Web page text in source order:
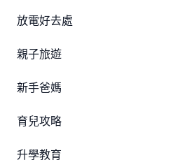
放電好去處
親子旅遊
新手爸媽
育兒攻略
升學教育